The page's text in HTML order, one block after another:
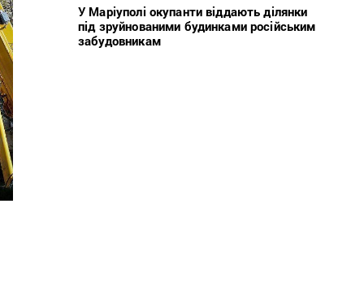
У Маріуполі окупанти віддають ділянки
під зруйнованими будинками російським
забудовникам